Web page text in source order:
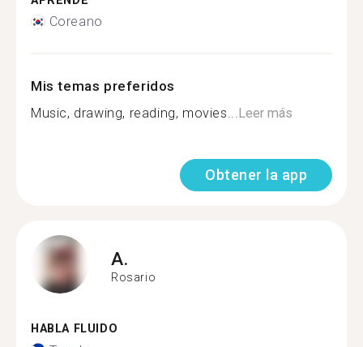
Coreano
Mis temas preferidos
Music, drawing, reading, movies...Leer más
Obtener la app
A.
Rosario
HABLA FLUIDO